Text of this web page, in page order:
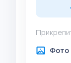
Фото